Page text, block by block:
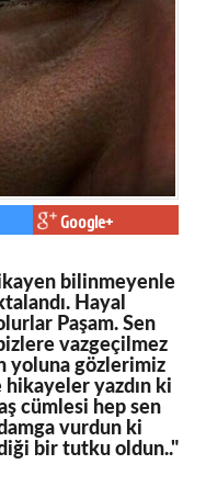
Google+
bilinmeyenle
Hayal
Paşam. Sen
vazgeçilmez
yoluna gözlerimiz
hikayeler yazdın ki
cümlesi hep sen
vurdun ki
bir tutku oldun.."